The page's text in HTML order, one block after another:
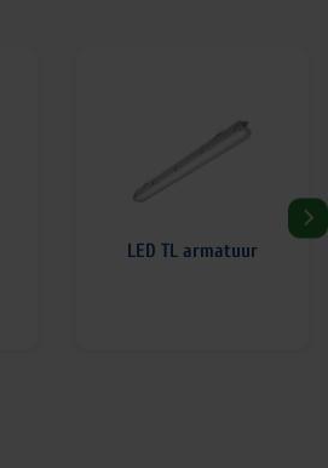
LED TL armatuur